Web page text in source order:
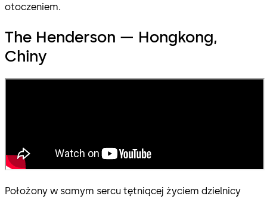
otoczeniem.
The Henderson — Hongkong,
Chiny
Położony w samym sercu tętniącej życiem dzielnicy